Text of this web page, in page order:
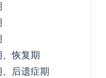
恢复期
后遗症期